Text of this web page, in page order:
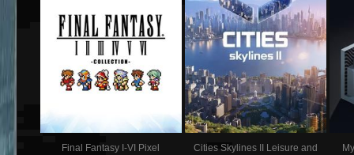
Final Fantasy I-VI Pixel
Cities Skylines II Leisure and